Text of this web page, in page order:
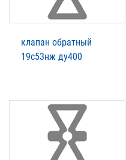
клапан обратный
19с53нж ду400